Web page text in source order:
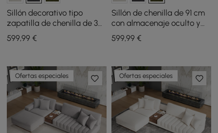
Sillón decorativo tipo
zapatilla de chenilla de 36
pulgadas con
almacenamiento oculto y
599,99 €
Sillón de chenilla de 91 cm
con almacenaje oculto y
respaldo extraíble
599,99€
Ofertas especiales Ofertas especiales